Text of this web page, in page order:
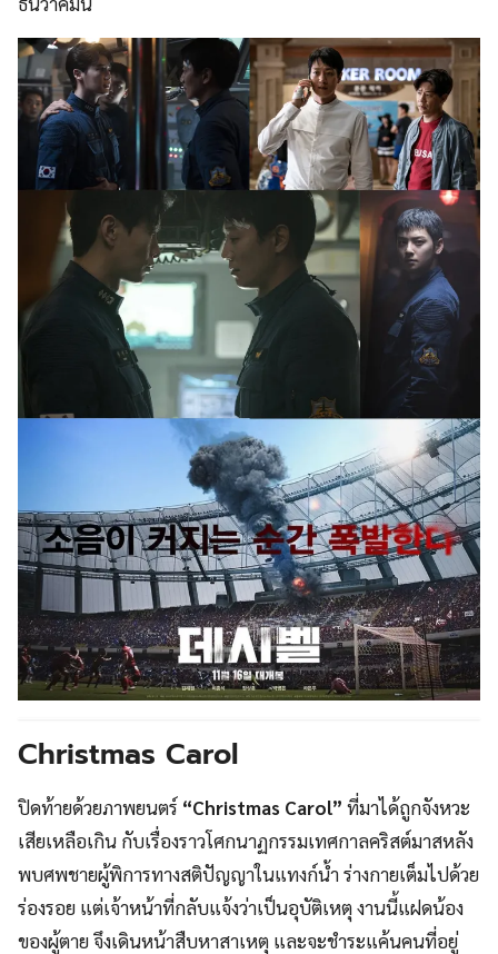
Christmas Carol
ปิดท้ายด้วยภาพยนตร์ “Christmas Carol” ที่มาได้ถูกจังหวะ
เสียเหลือเกิน กับเรื่องราวโศกนาฏกรรมเทศกาลคริสต์มาสหลัง
พบศพชายผู้พิการทางสติปัญญาในแทงก์น้ำ ร่างกายเต็มไปด้วย
ร่องรอย แต่เจ้าหน้าที่กลับแจ้งว่าเป็นอุบัติเหตุ งานนี้แฝดน้อง
ของผู้ตาย จึงเดินหน้าสืบหาสาเหตุ และจะชำระแค้นคนที่อยู่